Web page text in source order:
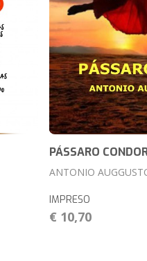
PÁSSARO
ANTONIO
IMPRESO
€ 10,70